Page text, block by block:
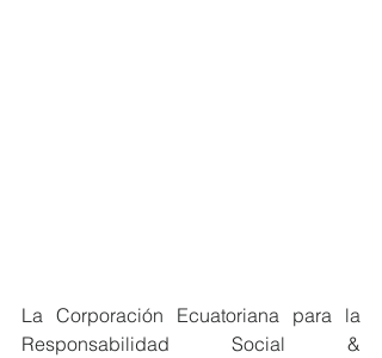
La Corporación Ecuatoriana para la
Responsabilidad Social &